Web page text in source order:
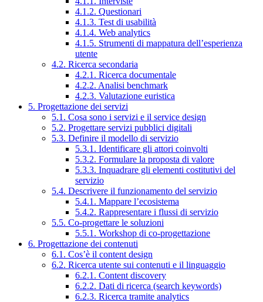
4.1.2. Questionari
4.1.3. Test di usabilità
4.1.4. Web analytics
4.1.5. Strumenti di mappatura dell’esperienza
utente
4.2. Ricerca secondaria
4.2.1. Ricerca documentale
4.2.2. Analisi benchmark
4.2.3. Valutazione euristica
5. Progettazione dei servizi
5.1. Cosa sono i servizi e il service design
5.2. Progettare servizi pubblici digitali
5.3. Definire il modello di servizio
5.3.1. Identificare gli attori coinvolti
5.3.2. Formulare la proposta di valore
5.3.3. Inquadrare gli elementi costitutivi del
servizio
5.4. Descrivere il funzionamento del servizio
5.4.1. Mappare l’ecosistema
5.4.2. Rappresentare i flussi di servizio
5.5. Co-progettare le soluzioni
5.5.1. Workshop di co-progettazione
6. Progettazione dei contenuti
6.1. Cos’è il content design
6.2. Ricerca utente sui contenuti e il linguaggio
6.2.1. Content discovery
6.2.2. Dati di ricerca (search keywords)
6.2.3. Ricerca tramite analytics